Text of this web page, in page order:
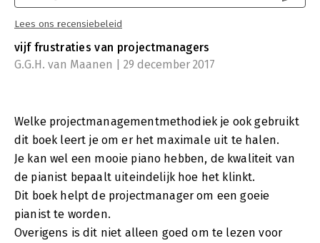
Lees ons recensiebeleid
vijf frustraties van projectmanagers
G.G.H. van Maanen | 29 december 2017
Welke projectmanagementmethodiek je ook gebruikt
dit boek leert je om er het maximale uit te halen.
Je kan wel een mooie piano hebben, de kwaliteit van
de pianist bepaalt uiteindelijk hoe het klinkt.
Dit boek helpt de projectmanager om een goeie
pianist te worden.
Overigens is dit niet alleen goed om te lezen voor